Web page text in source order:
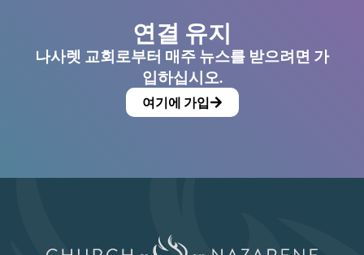
연결 유지
나사렛 교회로부터 매주 뉴스를 받으려면 가
입하십시오.
여기에 가입